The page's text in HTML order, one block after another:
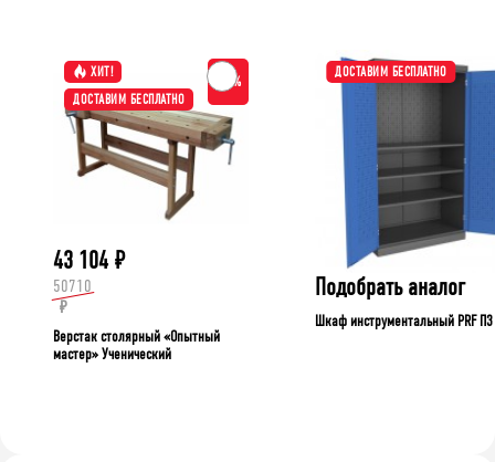
ХИТ!
ДОСТАВИМ БЕСПЛАТНО
-15%
43 104 ₽
50710
₽
Верстак столярный «Опытный
мастер» Ученический
ДОСТАВИМ БЕСПЛАТНО
Подобрать аналог
Шкаф инструментальный PRF П3